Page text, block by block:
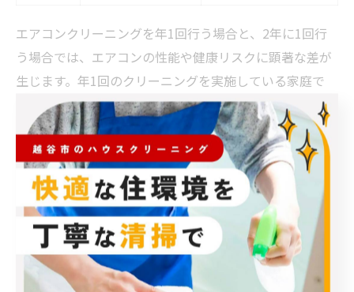
エアコンクリーニングを年1回行う場合と、2年に1回行
う場合では、エアコンの性能や健康リスクに顕著な差が
生じます。年1回のクリーニングを実施している家庭で
は、カビやホコリの蓄積が抑えられ、空気の質が良好に
保たれやすくなります。これにより、冷暖房効率の維持
や電気代の節約にもつながります。
一方、2年に1回の頻度では、内部に汚れが蓄積しやす
く、カビ臭や効きの悪さが発生するリスクが高まりま
す。特に越谷市のような気候では、放置期間が長くなる
ほど健康被害やアレルギー症状の悪化につながる可能性
も。実際に、10年放置した場合は内部のカビやホコリが